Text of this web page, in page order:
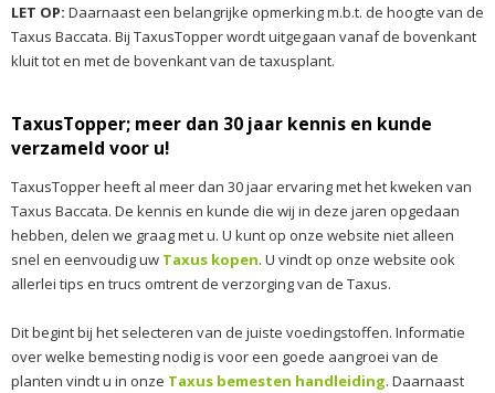
LET OP: Daarnaast een belangrijke opmerking m.b.t. de hoogte van de
Taxus Baccata. Bij TaxusTopper wordt uitgegaan vanaf de bovenkant
kluit tot en met de bovenkant van de taxusplant.
TaxusTopper; meer dan 30 jaar kennis en kunde
verzameld voor u!
TaxusTopper heeft al meer dan 30 jaar ervaring met het kweken van
Taxus Baccata. De kennis en kunde die wij in deze jaren opgedaan
hebben, delen we graag met u. U kunt op onze website niet alleen
snel en eenvoudig uw Taxus kopen. U vindt op onze website ook
allerlei tips en trucs omtrent de verzorging van de Taxus.
Dit begint bij het selecteren van de juiste voedingstoffen. Informatie
over welke bemesting nodig is voor een goede aangroei van de
planten vindt u in onze Taxus bemesten handleiding. Daarnaast